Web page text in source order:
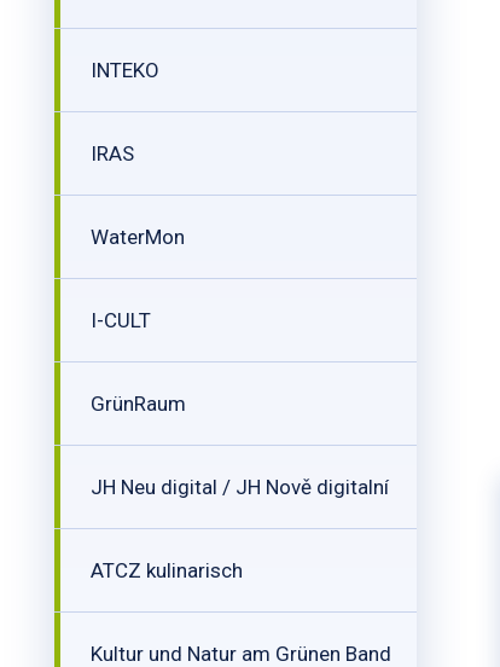
INTEKO
IRAS
WaterMon
I-CULT
GrünRaum
JH Neu digital / JH Nově digitalní
ATCZ kulinarisch
Kultur und Natur am Grünen Band